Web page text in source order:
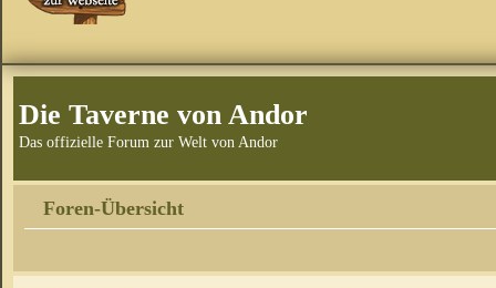
Die Taverne von Andor
Das offizielle Forum zur Welt von Andor
Foren-Übersicht